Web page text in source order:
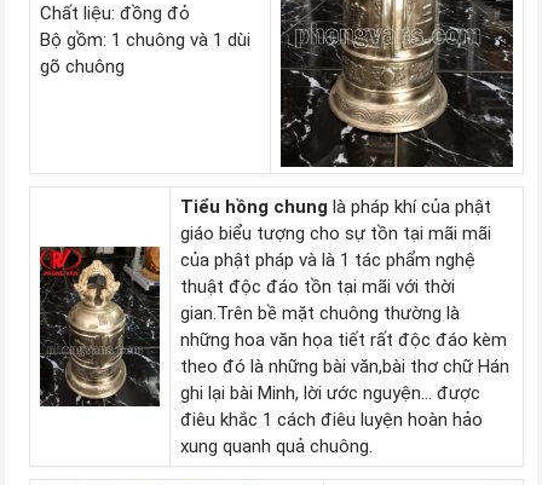
Chất liệu: đồng đỏ
Bộ gồm: 1 chuông và 1 dùi
gõ chuông
Tiểu hồng chung là pháp khí của phật
giáo biểu tượng cho sự tồn tại mãi mãi
của phật pháp và là 1 tác phẩm nghệ
thuật độc đáo tồn tại mãi với thời
gian.Trên bề mặt chuông thường là
những hoa văn họa tiết rất độc đáo kèm
theo đó là những bài văn,bài thơ chữ Hán
ghi lại bài Minh, lời ước nguyện… được
điêu khắc 1 cách điêu luyện hoàn hảo
xung quanh quả chuông.